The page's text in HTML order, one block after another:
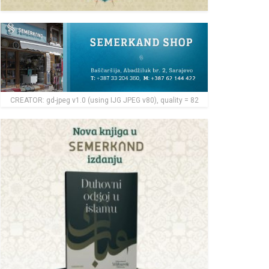
CREATOR: gd-jpeg v1.0 (using IJG JPEG v80), quality = 82